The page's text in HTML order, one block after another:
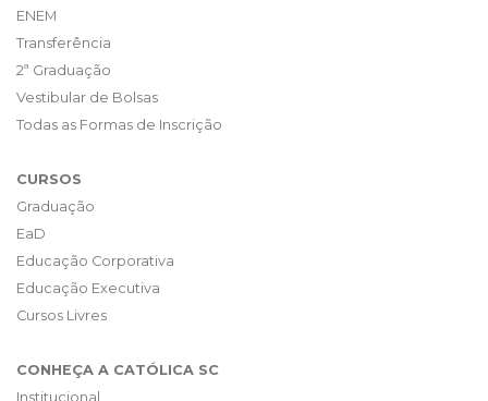
ENEM
Transferência
2ª Graduação
Vestibular de Bolsas
Todas as Formas de Inscrição
CURSOS
Graduação
EaD
Educação Corporativa
Educação Executiva
Cursos Livres
CONHEÇA A CATÓLICA SC
Institucional